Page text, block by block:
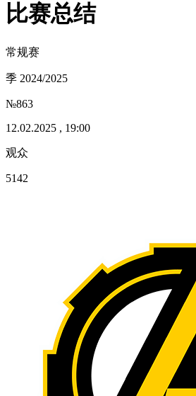
比赛总结
常规赛
季 2024/2025
№863
12.02.2025 , 19:00
观众
5142